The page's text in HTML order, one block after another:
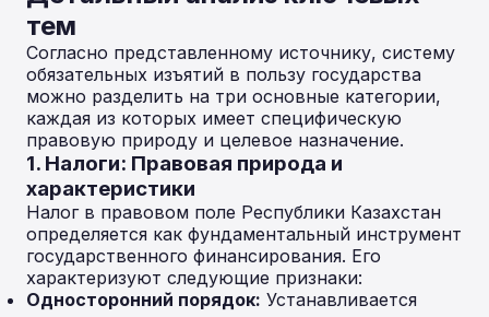
тем
Согласно представленному источнику, систему
обязательных изъятий в пользу государства
можно разделить на три основные категории,
каждая из которых имеет специфическую
правовую природу и целевое назначение.
1. Налоги: Правовая природа и
характеристики
Налог в правовом поле Республики Казахстан
определяется как фундаментальный инструмент
государственного финансирования. Его
характеризуют следующие признаки:
Односторонний порядок: Устанавливается